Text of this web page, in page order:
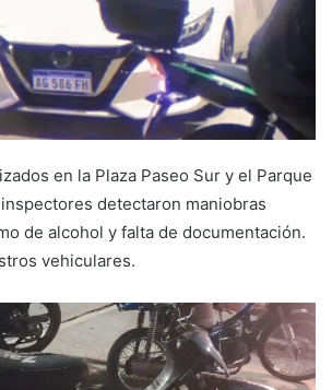
en la Plaza Paseo Sur y el Parque
detectaron maniobras
de alcohol y falta de documentación.
vehiculares.